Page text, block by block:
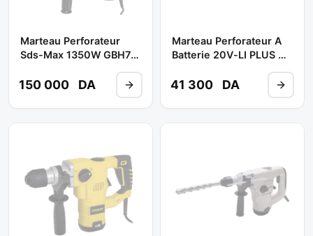
Marteau Perforateur
Sds-Max 1350W GBH7-
150 000 DA
Marteau Perforateur A
Batterie 20V-LI PLUS 4
** CROWN
41 300 DA